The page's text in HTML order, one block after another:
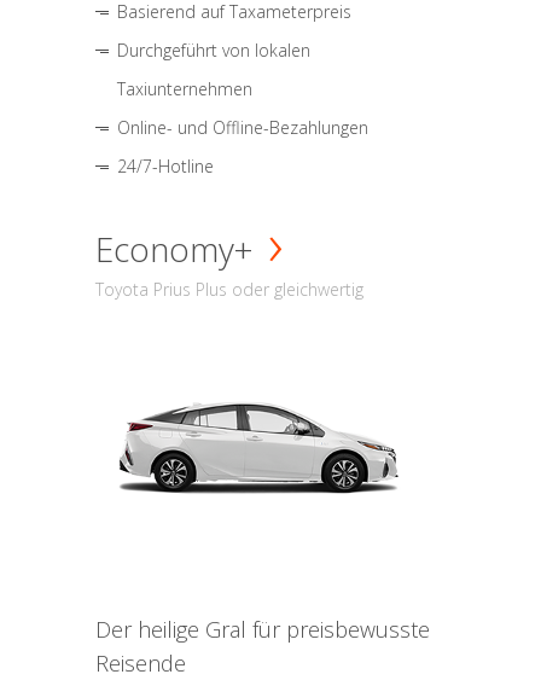
Basierend auf Taxameterpreis
Durchgeführt von lokalen
Taxiunternehmen
Online- und Offline-Bezahlungen
24/7-Hotline
Economy+
Toyota Prius Plus oder gleichwertig
Der heilige Gral für preisbewusste
Reisende